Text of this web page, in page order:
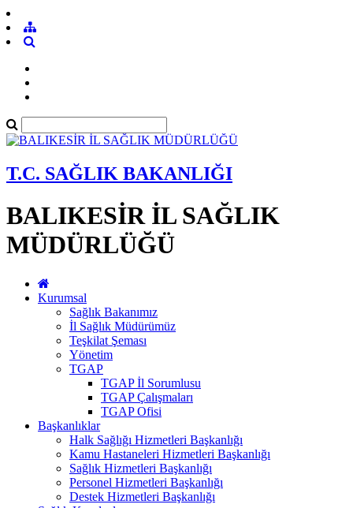
T.C. SAĞLIK BAKANLIĞI
BALIKESİR İL SAĞLIK
MÜDÜRLÜĞÜ
Kurumsal
Sağlık Bakanımız
İl Sağlık Müdürümüz
Teşkilat Şeması
Yönetim
TGAP
TGAP İl Sorumlusu
TGAP Çalışmaları
TGAP Ofisi
Başkanlıklar
Halk Sağlığı Hizmetleri Başkanlığı
Kamu Hastaneleri Hizmetleri Başkanlığı
Sağlık Hizmetleri Başkanlığı
Personel Hizmetleri Başkanlığı
Destek Hizmetleri Başkanlığı